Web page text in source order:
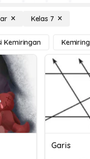
Kelas 7
Kemiringan
Garis